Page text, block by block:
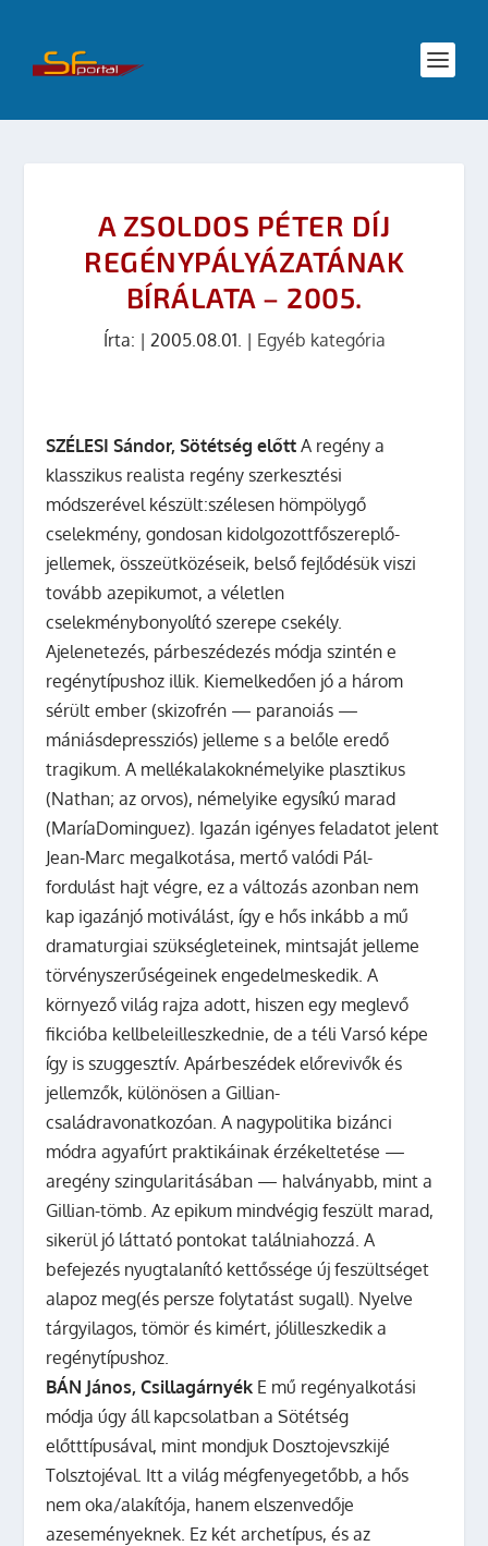
A ZSOLDOS PÉTER DÍJ
REGÉNYPÁLYÁZATÁNAK
BÍRÁLATA – 2005.
Írta: | 2005.08.01. | Egyéb kategória
SZÉLESI Sándor, Sötétség előtt A regény a
klasszikus realista regény szerkesztési
módszerével készült:szélesen hömpölygő
cselekmény, gondosan kidolgozottfőszereplő-
jellemek, összeütközéseik, belső fejlődésük viszi
tovább azepikumot, a véletlen
cselekménybonyolító szerepe csekély.
Ajelenetezés, párbeszédezés módja szintén e
regénytípushoz illik. Kiemelkedően jó a három
sérült ember (skizofrén — paranoiás —
mániásdepressziós) jelleme s a belőle eredő
tragikum. A mellékalakoknémelyike plasztikus
(Nathan; az orvos), némelyike egysíkú marad
(MaríaDominguez). Igazán igényes feladatot jelent
Jean-Marc megalkotása, mertő valódi Pál-
fordulást hajt végre, ez a változás azonban nem
kap igazánjó motiválást, így e hős inkább a mű
dramaturgiai szükségleteinek, mintsaját jelleme
törvényszerűségeinek engedelmeskedik. A
környező világ rajza adott, hiszen egy meglevő
fikcióba kellbeleilleszkednie, de a téli Varsó képe
így is szuggesztív. Apárbeszédek előrevivők és
jellemzők, különösen a Gillian-
családravonatkozóan. A nagypolitika bizánci
módra agyafúrt praktikáinak érzékeltetése —
aregény szingularitásában — halványabb, mint a
Gillian-tömb. Az epikum mindvégig feszült marad,
sikerül jó láttató pontokat találniahozzá. A
befejezés nyugtalanító kettőssége új feszültséget
alapoz meg(és persze folytatást sugall). Nyelve
tárgyilagos, tömör és kimért, jólilleszkedik a
regénytípushoz.
BÁN János, Csillagárnyék E mű regényalkotási
módja úgy áll kapcsolatban a Sötétség
előtttípusával, mint mondjuk Dosztojevszkijé
Tolsztojéval. Itt a világ mégfenyegetőbb, a hős
nem oka­/alakítója, hanem elszenvedője
azeseményeknek. Ez két archetípus, és az